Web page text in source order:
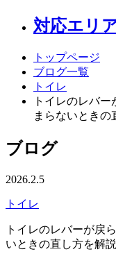
対応エリ
トップページ
ブログ一覧
トイレ
トイレのレバ
まらないときの
ブログ
2026.2.5
トイレ
トイレのレバーが戻
いときの直し方を解説